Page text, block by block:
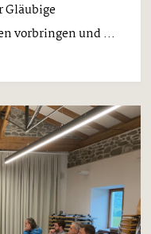
Gläubige
vorbringen und ...